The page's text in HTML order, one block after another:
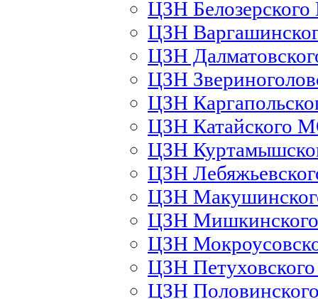
ЦЗН
ЦЗН
ЦЗН
ЦЗН
ЦЗН
ЦЗН Катайского
ЦЗН
ЦЗН
ЦЗН
ЦЗН
ЦЗН
ЦЗН
ЦЗН